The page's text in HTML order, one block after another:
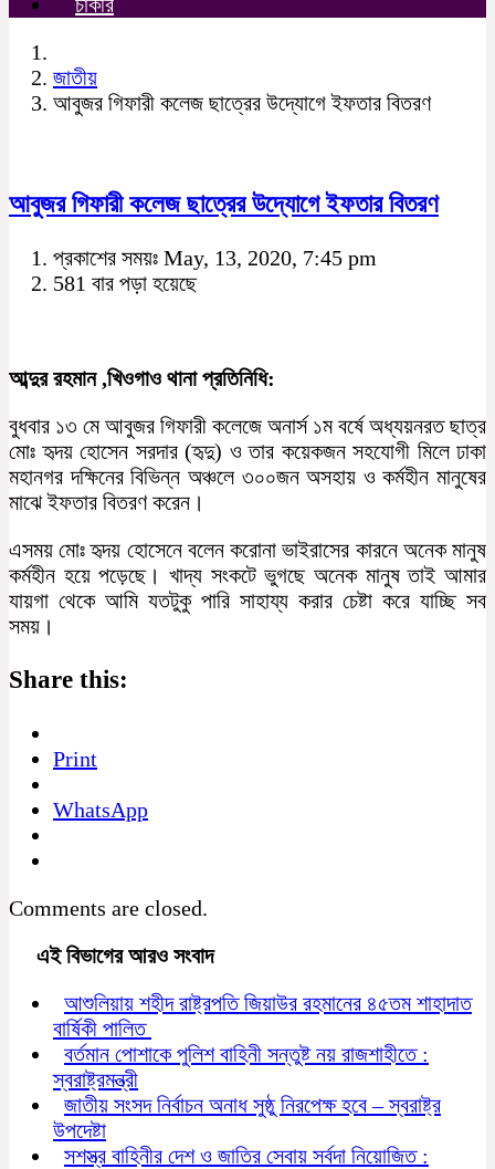
জাতীয়
আবুজর গিফারী কলেজ ছাত্রের উদ্যোগে ইফতার বিতরণ
আবুজর গিফারী কলেজ ছাত্রের উদ্যোগে ইফতার বিতরণ
প্রকাশের সময়ঃ May, 13, 2020, 7:45 pm
581 বার পড়া হয়েছে
আব্দুর রহমান ,খিওগাও থানা প্রতিনিধি:
বুধবার ১৩ মে আবুজর গিফারী কলেজে অনার্স ১ম বর্ষে অধ্যয়নরত ছাত্র
মোঃ হৃদয় হোসেন সরদার (হৃদু) ও তার কয়েকজন সহযোগী মিলে ঢাকা
মহানগর দক্ষিনের বিভিন্ন অঞ্চলে ৩০০জন অসহায় ও কর্মহীন মানুষের
মাঝে ইফতার বিতরণ করেন।
এসময় মোঃ হৃদয় হোসেনে বলেন করোনা ভাইরাসের কারনে অনেক মানুষ
কর্মহীন হয়ে পড়েছে। খাদ্য সংকটে ভুগছে অনেক মানুষ তাই আমার
যায়গা থেকে আমি যতটুকু পারি সাহায্য করার চেষ্টা করে যাচ্ছি সব
সময়।
Share this:
Print
WhatsApp
Comments are closed.
এই বিভাগের আরও সংবাদ
আশুলিয়ায় শহীদ রাষ্ট্রপতি জিয়াউর রহমানের ৪৫তম শাহাদাত
বার্ষিকী পালিত
বর্তমান পোশাকে পুলিশ বাহিনী সন্তুষ্ট নয় রাজশাহীতে :
স্বরাষ্ট্রমন্ত্রী
জাতীয় সংসদ নির্বাচন অনাধ সুষ্ঠু নিরপেক্ষ হবে – স্বরাষ্ট্র
উপদেষ্টা
সশস্ত্র বাহিনীর দেশ ও জাতির সেবায় সর্বদা নিয়োজিত :